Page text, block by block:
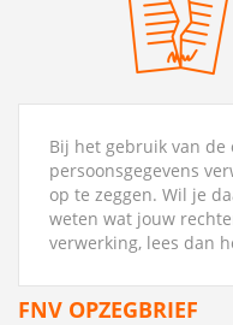
Bij het gebruik van de
persoonsgegevens
op te zeggen. Wil je
weten wat jouw
verwerking, lees dan
FNV OPZEGBRIEF